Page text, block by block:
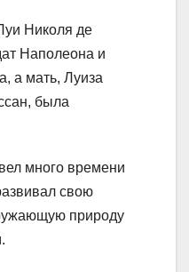
Николя де
Наполеона и
а мать, Луиза
была
много времени
свою
природу